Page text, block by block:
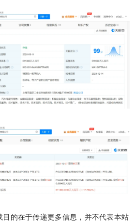
的在于传递更多信息，并不代表本站